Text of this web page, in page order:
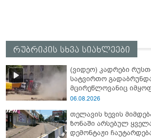
რუბრიკის სხვა სიახლეები
(ვიდეო) კადრები
სატვირთო
მცირეწლოვანიც
06.08.2026
თელავის ხევის
ზონაში არსებულ
დემონტაჟი